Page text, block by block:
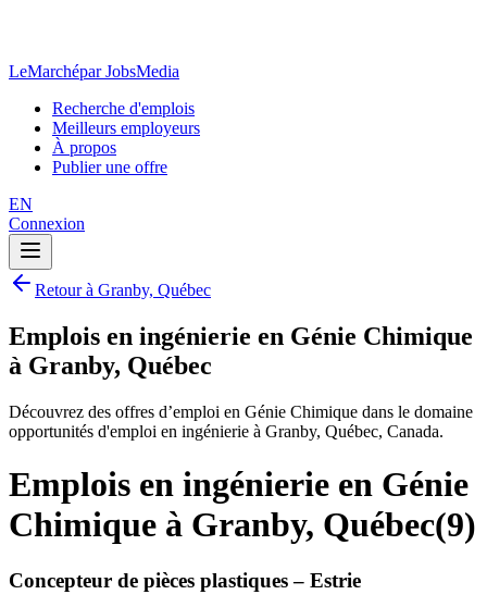
LeMarchépar JobsMedia
Recherche d'emplois
Meilleurs employeurs
À propos
Publier une offre
EN
Connexion
Retour à Granby, Québec
Emplois en ingénierie en Génie Chimique
à Granby, Québec
Découvrez des offres d’emploi en Génie Chimique dans le domaine
opportunités d'emploi en ingénierie à Granby, Québec, Canada.
Emplois en ingénierie en Génie
Chimique à Granby, Québec(9)
Concepteur de pièces plastiques – Estrie